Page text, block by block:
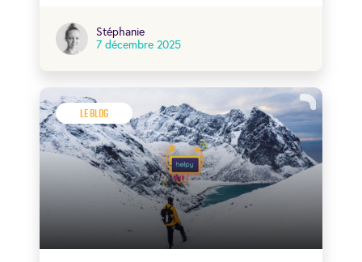
Stéphanie
7 décembre 2025
Le Blog